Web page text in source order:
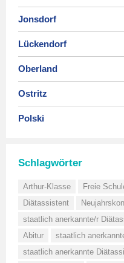
Jonsdorf
Lückendorf
Oberland
Ostritz
Polski
Schlagwörter
Arthur-Klasse Freie
Diätassistent
staatlich anerkannte/r
Abitur
staatlich
staatlich anerkannte